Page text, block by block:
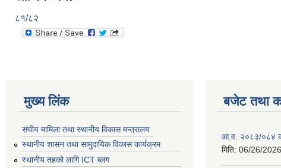
८१/८२
मुख्य लिंक
संघीय मामिला तथा स्थानीय विकास मन्त्रालय
स्थानीय शासन तथा सामुदायिक विकास कार्यक्रम
स्थानीय तहको लागि ICT ब्लग
बजेट तथा
आ.व. २०८३/०८४
मिति: 06/26/